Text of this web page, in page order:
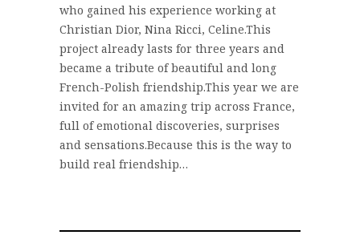
who gained his experience working at
Christian Dior, Nina Ricci, Celine.This
project already lasts for three years and
became a tribute of beautiful and long
French-Polish friendship.This year we are
invited for an amazing trip across France,
full of emotional discoveries, surprises
and sensations.Because this is the way to
build real friendship…